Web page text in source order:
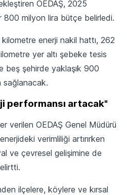
OEDAŞ, 2025
800 milyon lira bütçe belirledi.
enerji nakil hattı, 262
yer altı şebeke tesis
beş şehirde yaklaşık 900
sağlanacak.
performansı artacak"
verilen OEDAŞ Genel Müdürü
verimliliği artırırken
ve çevresel gelişimine de
ilçelere, köylere ve kırsal